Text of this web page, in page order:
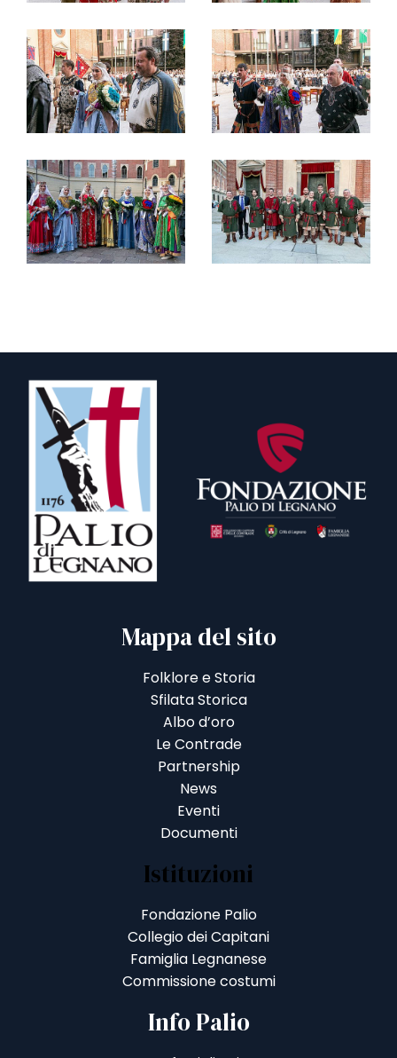
Mappa del sito
Folklore e Storia
Sfilata Storica
Albo d’oro
Le Contrade
Partnership
News
Eventi
Documenti
Istituzioni
Fondazione Palio
Collegio dei Capitani
Famiglia Legnanese
Commissione costumi
Info Palio